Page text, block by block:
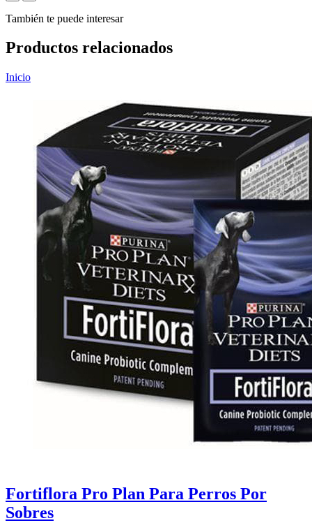
También te puede interesar
Productos relacionados
Inicio
Fortiflora Pro Plan Para Perros Por
Sobres